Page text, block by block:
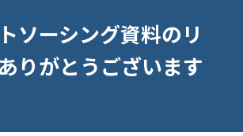
ソーシング資料のリ
りがとうございます